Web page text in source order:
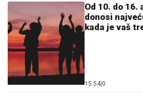
Od 10. do 16.
donosi
kada je vaš
15:54 0